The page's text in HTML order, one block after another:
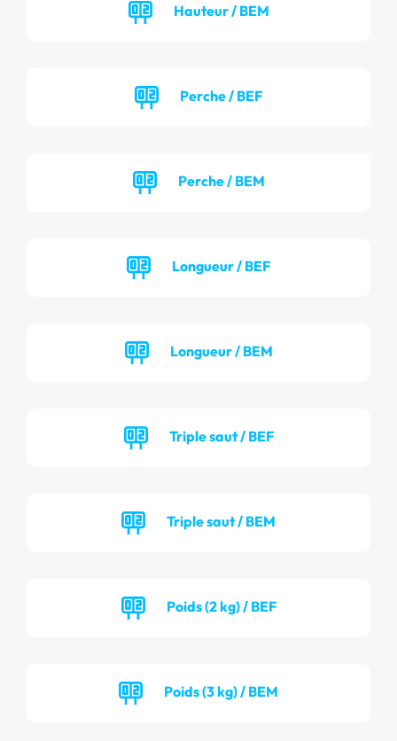
Hauteur / BEM
Perche / BEF
Perche / BEM
Longueur / BEF
Longueur / BEM
Triple saut / BEF
Triple saut / BEM
Poids (2 kg) / BEF
Poids (3 kg) / BEM